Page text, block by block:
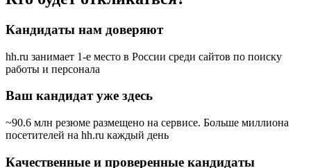
Кандидаты нам доверяют
hh.ru занимает 1-е место в России среди сайтов по поиску
работы и персонала
Ваш кандидат уже здесь
~90.6 млн резюме размещено на сервисе. Больше миллиона
посетителей на hh.ru каждый день
Качественные и проверенные кандидаты